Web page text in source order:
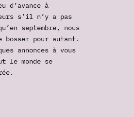
d’avance à
s’il n’y a pas
septembre, nous
bosser pour autant.
annonces à vous
le monde se